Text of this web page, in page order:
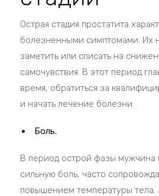
Острая стадия простатита
болезненными симптомами. Их
заметить или списать на
самочувствия. В этот период
время, обратиться за
и начать лечение болезни.
Боль.
В период острой фазы мужчина
сильную боль, часто
повышением температуры тела.